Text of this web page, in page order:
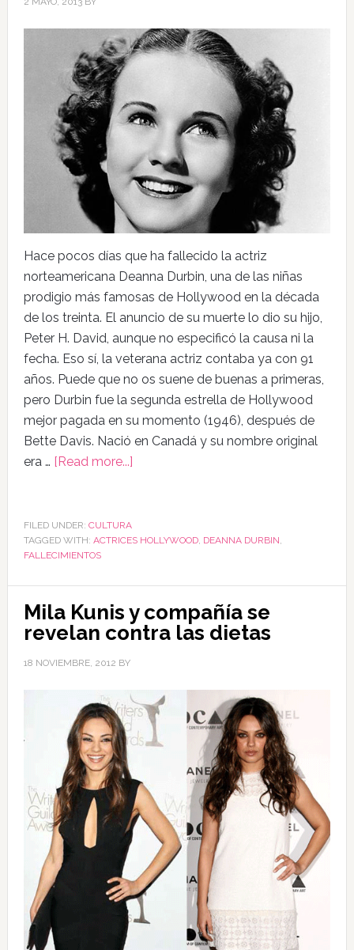
Hace pocos días que ha fallecido la actriz
norteamericana Deanna Durbin, una de las niñas
prodigio más famosas de Hollywood en la década
de los treinta. El anuncio de su muerte lo dio su hijo,
Peter H. David, aunque no especificó la causa ni la
fecha. Eso sí, la veterana actriz contaba ya con 91
años. Puede que no os suene de buenas a primeras,
pero Durbin fue la segunda estrella de Hollywood
mejor pagada en su momento (1946), después de
Bette Davis. Nació en Canadá y su nombre original
era … [Read more...]
FILED UNDER: CULTURA
TAGGED WITH: ACTRICES HOLLYWOOD, DEANNA DURBIN
FALLECIMIENTOS
Mila Kunis y compañía se
revelan contra las dietas
18 NOVIEMBRE, 2012 BY